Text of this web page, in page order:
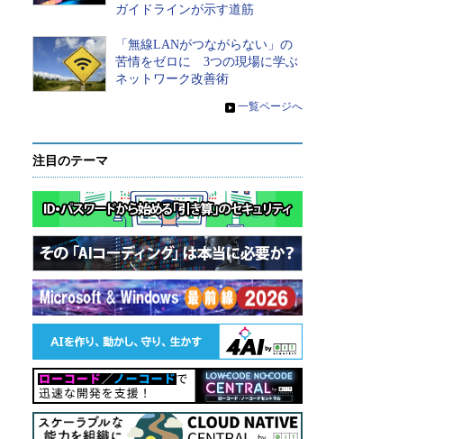
ガイドラインが示す道筋
「無線LANがつながらない」の
苦情をゼロに 3つの現場に学ぶ
ネットワーク改善術
» 一覧ページへ
注目のテーマ